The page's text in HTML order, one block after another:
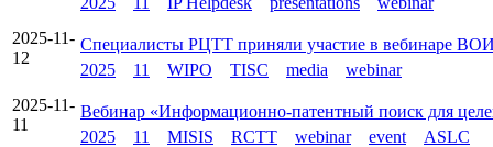
2025-11-
12
Специалисты РЦТТ приняли участие в вебинаре
2025
11 WIPO TISC media
webinar
2025-11-
11
Вебинар «Информационно-патентный поиск для
2025
11 MISIS RCTT webinar event ASLC